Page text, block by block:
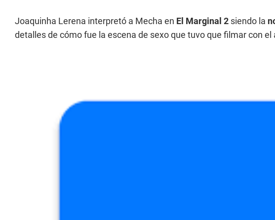
Joaquinha Lerena interpretó a Mecha en El Marginal 2 siendo la
detalles de cómo fue la escena de sexo que tuvo que filmar con el